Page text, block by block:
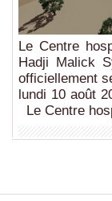
Le Centre
Hadji Malick
officiellement
lundi 10 août
Le Centre